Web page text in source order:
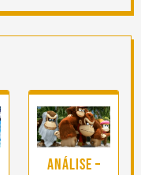
Análise –